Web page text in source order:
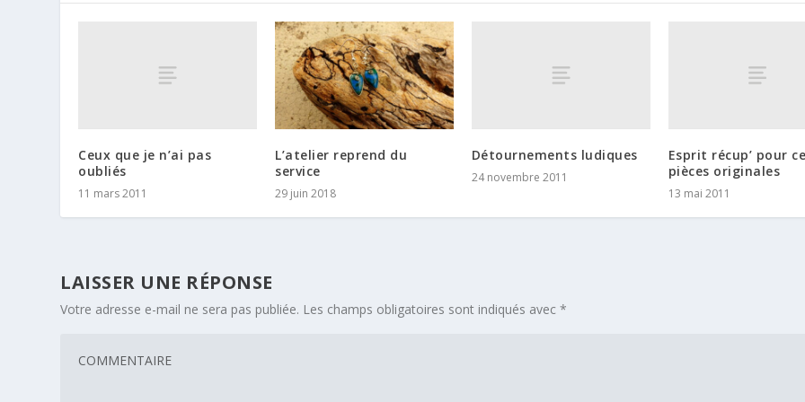
Ceux que je n’ai pas
oubliés
11 mars 2011
L’atelier reprend du
service
29 juin 2018
Détournements ludiques
24 novembre 2011
Esprit récup’ pour
pièces originales
13 mai 2011
LAISSER UNE RÉPONSE
Votre adresse e-mail ne sera pas publiée. Les champs obligatoires sont indiqués avec*